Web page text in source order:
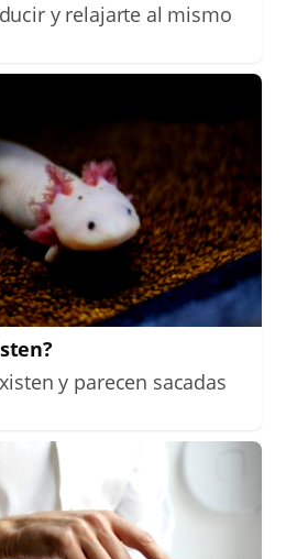
y relajarte al mismo
y parecen sacadas